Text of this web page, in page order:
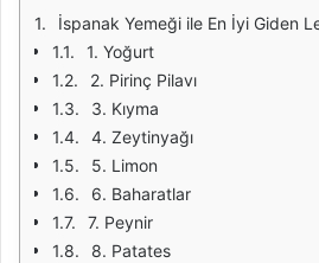
İspanak Yemeği ile En İyi Giden
1. Yoğurt
2. Pirinç Pilavı
3. Kıyma
4. Zeytinyağı
5. Limon
6. Baharatlar
7. Peynir
8. Patates